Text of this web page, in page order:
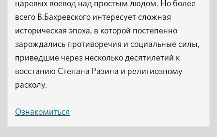
царевых воевод над простым людом. Но более
всего В.Бахревского интересует сложная
историческая эпоха, в которой постепенно
зарождались противоречия и социальные силы,
приведшие через несколько десятилетий к
восстанию Степана Разина и религиозному
расколу.
Ознакомиться